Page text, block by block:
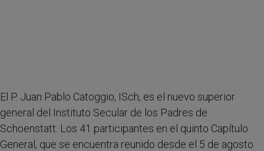
El P. Juan Pablo Catoggio, ISch, es el nuevo superior
general del Instituto Secular de los Padres de
Schoenstatt. Los 41 participantes en el quinto Capítulo
General, que se encuentra reunido desde el 5 de agosto